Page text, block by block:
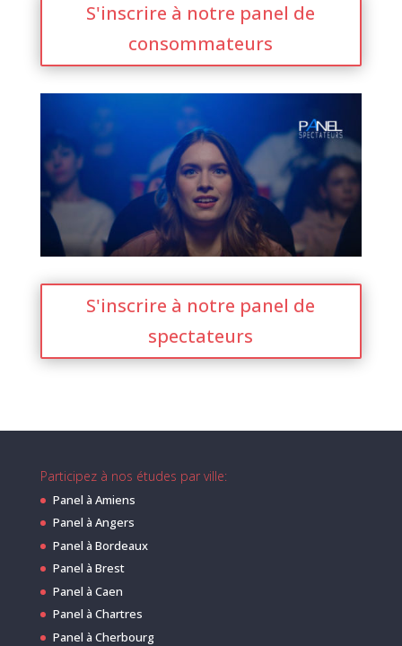
S'inscrire à notre panel de
consommateurs
S'inscrire à notre panel de
spectateurs
Participez à nos études par ville:
Panel à Amiens
Panel à Angers
Panel à Bordeaux
Panel à Brest
Panel à Caen
Panel à Chartres
Panel à Cherbourg